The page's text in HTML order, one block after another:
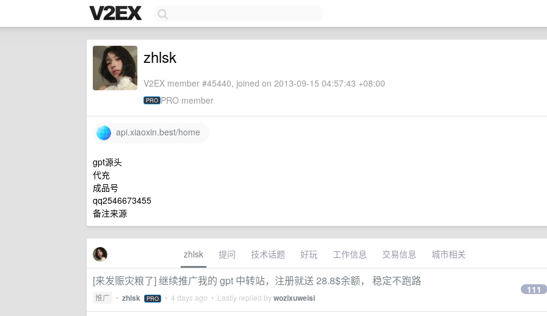
zhlsk
V2EX member #45440, joined on 2013-09-15 04:57:43 +08:00
PRO PRO member
api.xiaoxin.best/home
gpt源头
代充
成品号
qq2546673455
备注来源
zhlsk 提问 技术话题 好玩 工作信息 交易信息 城市相关
[来发赈灾粮了] 继续推广我的 gpt 中转站，注册就送 28.8$余额， 稳定不跑路
推广 • zhlsk PRO • 4 days ago • Lastly replied bywozixuweisi
111